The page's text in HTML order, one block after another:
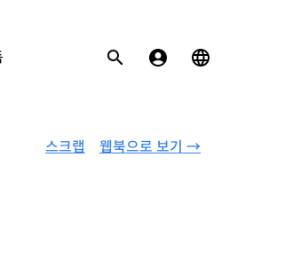
웹북으로 보기 →
스크랩